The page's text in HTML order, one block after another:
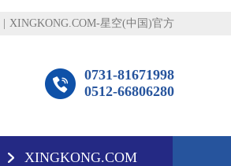
XINGKONG.COM-星空(中国)官方
0731-81671998
0512-66806280
XINGKONG.COM